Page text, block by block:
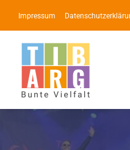
Inhalt
springen
Impressum